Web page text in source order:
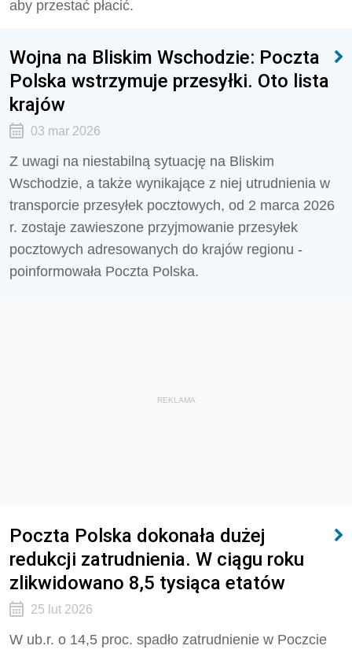
aby przestać płacić.
Wojna na Bliskim Wschodzie: Poczta
Polska wstrzymuje przesyłki. Oto lista
krajów
03 mar 2026
Z uwagi na niestabilną sytuację na Bliskim
Wschodzie, a także wynikające z niej utrudnienia w
transporcie przesyłek pocztowych, od 2 marca 2026
r. zostaje zawieszone przyjmowanie przesyłek
pocztowych adresowanych do krajów regionu -
poinformowała Poczta Polska.
REKLAMA
Poczta Polska dokonała dużej
redukcji zatrudnienia. W ciągu roku
zlikwidowano 8,5 tysiąca etatów
25 lut 2026
W ub.r. o 14,5 proc. spadło zatrudnienie w Poczcie